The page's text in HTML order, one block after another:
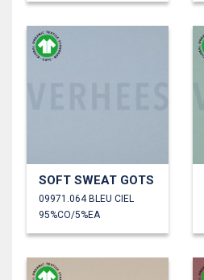
SOFT SWEAT GOTS
09971.064 BLEU CIEL
95%CO/5%EA